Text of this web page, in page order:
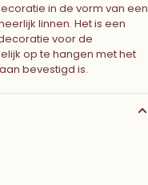
in de vorm van een
linnen. Het is een
voor de
op te hangen met het
bevestigd is.